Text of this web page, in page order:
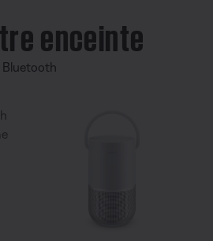
enceinte
Bluetooth